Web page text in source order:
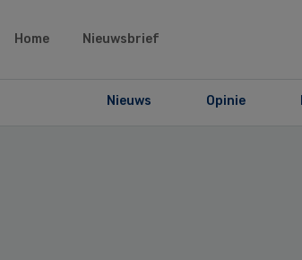
Home Nieuwsbrief
Nieuws Opinie